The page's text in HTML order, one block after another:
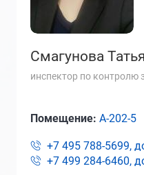
Смагунова
инспектор по контролю
Помещение: А-202-5
+7 495 788-5699,
+7 499 284-6460,